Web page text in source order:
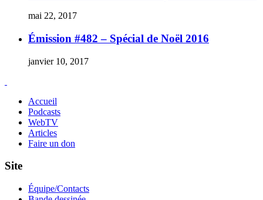
mai 22, 2017
Émission #482 – Spécial de Noël 2016
janvier 10, 2017
Accueil
Podcasts
WebTV
Articles
Faire un don
Site
Équipe/Contacts